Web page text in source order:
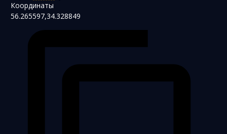
Координаты
56.265597,34.328849